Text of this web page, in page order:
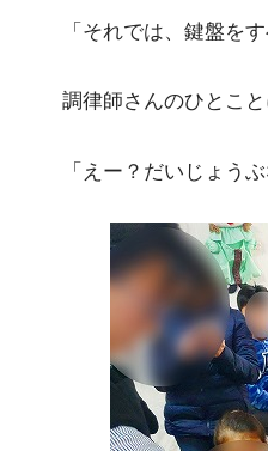
「それでは、鍵盤を
調律師さんのひとこ
「えー？だいじょうぶ